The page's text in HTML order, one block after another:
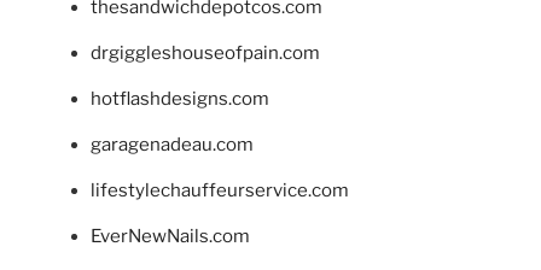
thesandwichdepotcos.com
drgiggleshouseofpain.com
hotflashdesigns.com
garagenadeau.com
lifestylechauffeurservice.com
EverNewNails.com